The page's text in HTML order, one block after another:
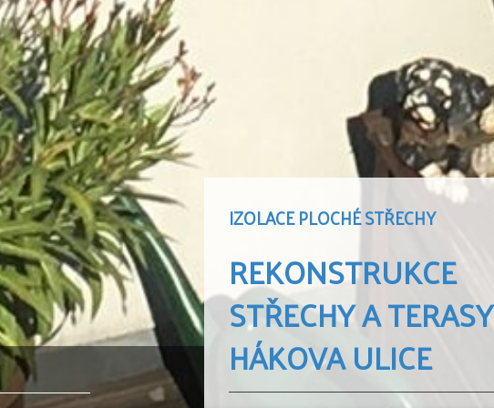
IZOLACE PLOCHÉ STŘECHY
REKONSTRUKCE
STŘECHY A TERASY
HÁKOVA ULICE